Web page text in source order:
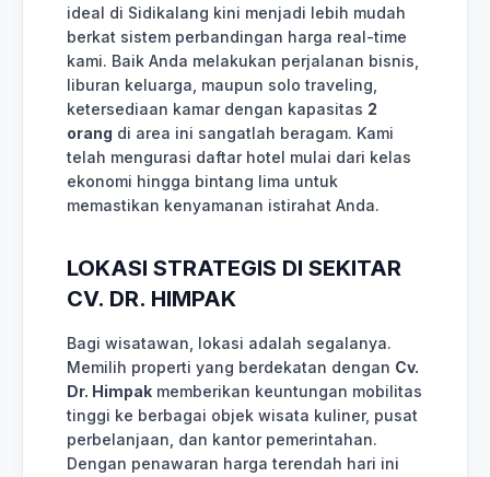
ideal di Sidikalang kini menjadi lebih mudah
berkat sistem perbandingan harga real-time
kami. Baik Anda melakukan perjalanan bisnis,
liburan keluarga, maupun solo traveling,
ketersediaan kamar dengan kapasitas 2
orang di area ini sangatlah beragam. Kami
telah mengurasi daftar hotel mulai dari kelas
ekonomi hingga bintang lima untuk
memastikan kenyamanan istirahat Anda.
LOKASI STRATEGIS DI SEKITAR
CV. DR. HIMPAK
Bagi wisatawan, lokasi adalah segalanya.
Memilih properti yang berdekatan dengan Cv.
Dr. Himpak memberikan keuntungan mobilitas
tinggi ke berbagai objek wisata kuliner, pusat
perbelanjaan, dan kantor pemerintahan.
Dengan penawaran harga terendah hari ini